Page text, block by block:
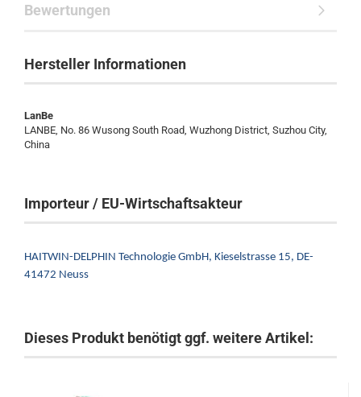
Bewertungen
Hersteller Informationen
LanBe
LANBE, No. 86 Wusong South Road, Wuzhong District, Suzhou City,
China
Importeur / EU-Wirtschaftsakteur
HAITWIN-DELPHIN Technologie GmbH, Kieselstrasse 15, DE-
41472 Neuss
Dieses Produkt benötigt ggf. weitere Artikel: